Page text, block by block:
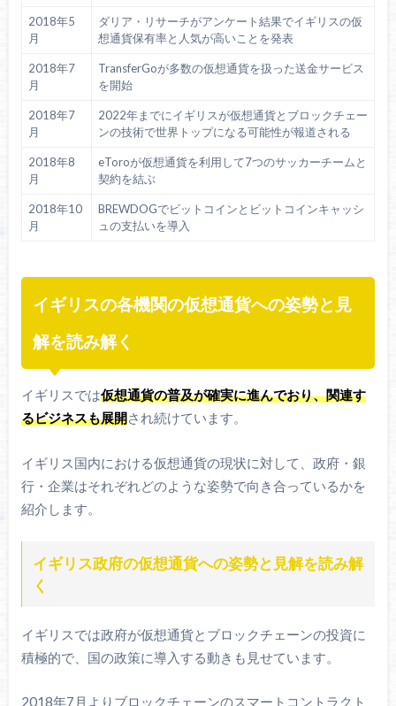
2018年5
月
ダリア・リサーチがアンケート結果でイギリスの仮
想通貨保有率と人気が高いことを発表
2018年7
月
TransferGoが多数の仮想通貨を扱った送金サービス
を開始
2018年7
月
2022年までにイギリスが仮想通貨とブロックチェー
ンの技術で世界トップになる可能性が報道される
2018年8
月
eToroが仮想通貨を利用して7つのサッカーチームと
契約を結ぶ
2018年10
月
BREWDOGでビットコインとビットコインキャッシ
ュの支払いを導入
イギリスの各機関の仮想通貨への姿勢と見
解を読み解く
イギリスでは仮想通貨の普及が確実に進んでおり、関連す
るビジネスも展開され続けています。
イギリス国内における仮想通貨の現状に対して、政府・銀
行・企業はそれぞれどのような姿勢で向き合っているかを
紹介します。
イギリス政府の仮想通貨への姿勢と見解を読み解
く
イギリスでは政府が仮想通貨とブロックチェーンの投資に
積極的で、国の政策に導入する動きも見せています。
2018年7月よりブロックチェーンのスマートコントラクト